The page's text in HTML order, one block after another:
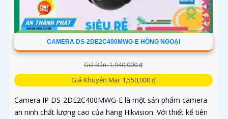
CAMERA DS-2DE2C400MWG-E HỒNG NGOẠI
Giá Bán: 1,940,000 ₫
Giá Khuyến Mại: 1,550,000 ₫
Camera IP DS-2DE2C400MWG-E là một sản phẩm camera
an ninh chất lượng cao của hãng Hikvision. Với thiết kế tiên